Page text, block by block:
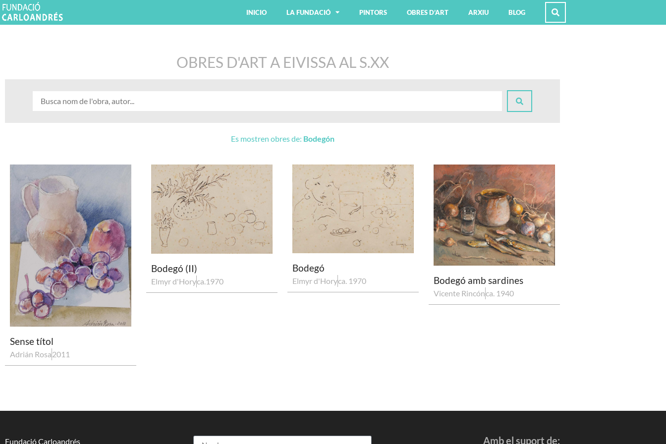
INICIO LA FUNDACIÓ PINTORS OBRES D’ART ARXIU BLOG
OBRES D'ART A EIVISSA AL S.XX
Es mostren obres de: Bodegón
Sense títol
Adrián Rosa2011
Bodegó (II)
Elmyr d'Horyca.1970
Bodegó
Elmyr d'Horyca. 1970 Bodegó amb sardines
Vicente Rincónca. 1940
Fundació Carloandrés Amb el suport de: